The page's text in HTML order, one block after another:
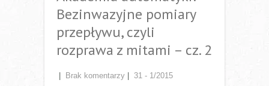
Bezinwazyjne pomiary
przepływu, czyli
rozprawa z mitami – cz. 2
Brak komentarzy 31 - 1/2015